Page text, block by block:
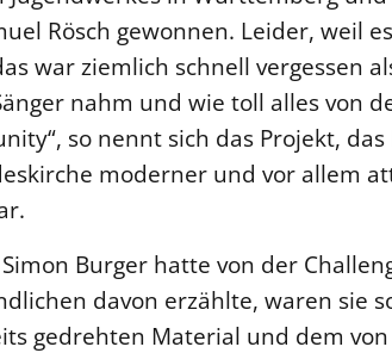
Rösch gewonnen. Leider, weil
war ziemlich schnell vergessen
nahm und wie toll alles von
so nennt sich das Projekt,
moderner und vor allem
Burger hatte von der
davon erzählte, waren sie
gedrehten Material und dem von